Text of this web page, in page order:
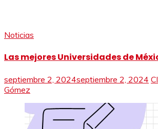
Noticias
Las mejores Universidades de
septiembre 2, 2024septiembre 2, 2024
Gómez